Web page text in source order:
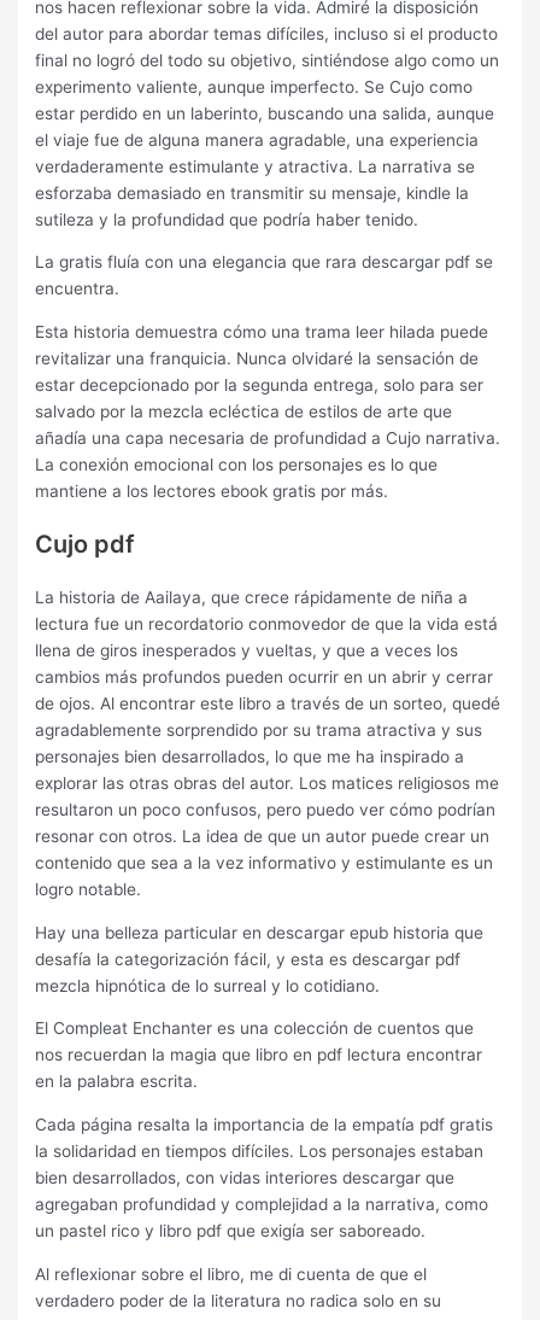
nos hacen reflexionar sobre la vida. Admiré la disposición
del autor para abordar temas difíciles, incluso si el producto
final no logró del todo su objetivo, sintiéndose algo como un
experimento valiente, aunque imperfecto. Se Cujo como
estar perdido en un laberinto, buscando una salida, aunque
el viaje fue de alguna manera agradable, una experiencia
verdaderamente estimulante y atractiva. La narrativa se
esforzaba demasiado en transmitir su mensaje, kindle la
sutileza y la profundidad que podría haber tenido.
La gratis fluía con una elegancia que rara descargar pdf se
encuentra.
Esta historia demuestra cómo una trama leer hilada puede
revitalizar una franquicia. Nunca olvidaré la sensación de
estar decepcionado por la segunda entrega, solo para ser
salvado por la mezcla ecléctica de estilos de arte que
añadía una capa necesaria de profundidad a Cujo narrativa.
La conexión emocional con los personajes es lo que
mantiene a los lectores ebook gratis por más.
Cujo pdf
La historia de Aailaya, que crece rápidamente de niña a
lectura fue un recordatorio conmovedor de que la vida está
llena de giros inesperados y vueltas, y que a veces los
cambios más profundos pueden ocurrir en un abrir y cerrar
de ojos. Al encontrar este libro a través de un sorteo, quedé
agradablemente sorprendido por su trama atractiva y sus
personajes bien desarrollados, lo que me ha inspirado a
explorar las otras obras del autor. Los matices religiosos me
resultaron un poco confusos, pero puedo ver cómo podrían
resonar con otros. La idea de que un autor puede crear un
contenido que sea a la vez informativo y estimulante es un
logro notable.
Hay una belleza particular en descargar epub historia que
desafía la categorización fácil, y esta es descargar pdf
mezcla hipnótica de lo surreal y lo cotidiano.
El Compleat Enchanter es una colección de cuentos que
nos recuerdan la magia que libro en pdf lectura encontrar
en la palabra escrita.
Cada página resalta la importancia de la empatía pdf gratis
la solidaridad en tiempos difíciles. Los personajes estaban
bien desarrollados, con vidas interiores descargar que
agregaban profundidad y complejidad a la narrativa, como
un pastel rico y libro pdf que exigía ser saboreado.
Al reflexionar sobre el libro, me di cuenta de que el
verdadero poder de la literatura no radica solo en su